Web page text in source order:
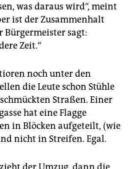
was daraus wird“, meint
ist der Zusammenhalt
Bürgermeister sagt:
Zeit.“
noch unter den
die Leute schon Stühle
Straßen. Einer
hat eine Flagge
in Blöcken aufgeteilt, (wie
nicht in Streifen. Egal.